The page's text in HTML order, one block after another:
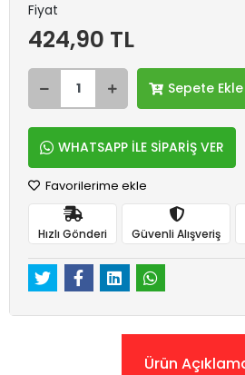
Fiyat
424,90 TL
Sepete Ekle
WHATSAPP İLE SİPARİŞ VER
Favorilerime ekle
Hızlı Gönderi Güvenli Alışveriş
Ürün